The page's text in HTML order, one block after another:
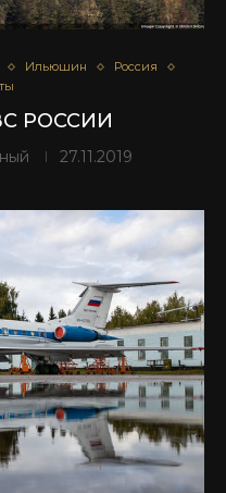
Ильюшин
Россия
РОССИИ
27.11.2019